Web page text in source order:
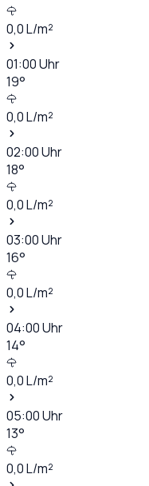
0,0L/m²
01:00Uhr
19°
0,0L/m²
02:00Uhr
18°
0,0L/m²
03:00Uhr
16°
0,0L/m²
04:00Uhr
14°
0,0L/m²
05:00Uhr
13°
0,0L/m²